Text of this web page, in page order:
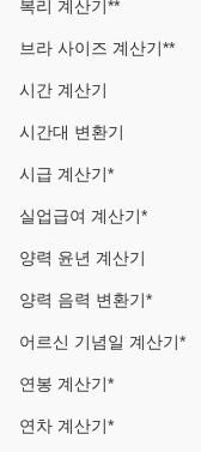
복리 계산기**
브라 사이즈 계산기**
시간 계산기
시간대 변환기
시급 계산기*
실업급여 계산기*
양력 윤년 계산기
양력 음력 변환기*
어르신 기념일 계산기*
연봉 계산기*
연차 계산기*